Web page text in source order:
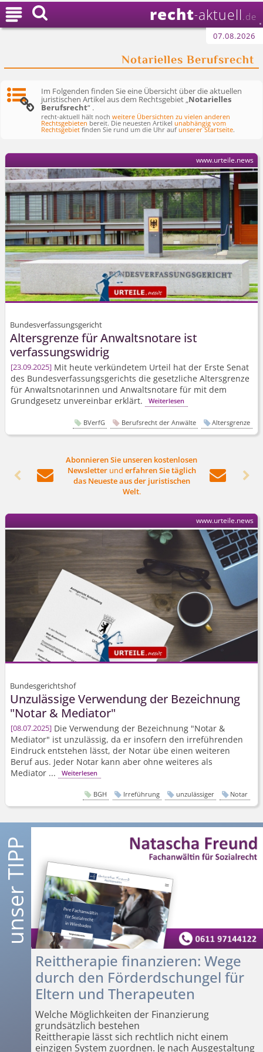
recht-aktuell .de
07.08.2026
Notarielles Berufsrecht

Im Folgenden finden Sie eine Übersicht über die aktuellen
juristischen Artikel aus dem Rechtsgebiet „Notarielles
Berufsrecht“ .
recht-aktuell hält nochweitere Übersichten zu vielen anderen
Rechtsgebieten bereit. Die neuesten Artikelunabhängig vom
Rechtsgebiet finden Sie rund um die Uhr aufunserer Startseite.
Bundesverfassungsgericht
Altersgrenze für Anwaltsnotare ist
verfassungswidrig
23.09.2025 Mit heute verkündetem Urteil hat der Erste Senat
des Bundesver­fassungsgerichts die gesetzliche Altersgrenze
für Anwaltsnotarinnen und Anwaltsnotare für mit dem
Grundgesetz unvereinbar erklärt.
Weiterlesen
www.urteile.news
BVerfG Berufsrecht der Anwälte Altersgrenze
 
Abonnieren Sie unseren kostenlosen
Newsletterund erfahren Sie täglich
das Neueste aus der juristischen
Welt.
 
Bundesgerichtshof
Unzulässige Verwendung der Bezeichnung
"Notar & Mediator"
08.07.2025 Die Verwendung der Bezeichnung "Notar &
Mediator" ist unzulässig, da er insofern den irreführenden
Eindruck entstehen lässt, der Notar übe einen weiteren
Beruf aus. Jeder Notar kann aber ohne weiteres als
Mediator ...
Weiterlesen
www.urteile.news
BGH Irreführung unzulässiger Notar
Reittherapie finanzieren: Wege
durch den Förderdschungel für
Eltern und Therapeuten
Welche Möglichkeiten der Finanzierung
grundsätzlich bestehen
Reittherapie lässt sich rechtlich nicht einem
einzigen System zuordnen. Je nach Ausgestaltung